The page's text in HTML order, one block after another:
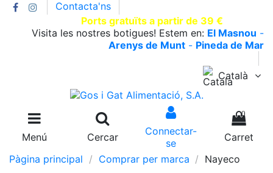
Contacta'ns
Ports gratuïts a partir de 39 €
Visita les nostres botigues! Estem en: El Masnou -
Arenys de Munt - Pineda de Mar
Català
Menú Cercar
Connectar-
se
0
Carret
Pàgina principal
Comprar per marca Nayeco